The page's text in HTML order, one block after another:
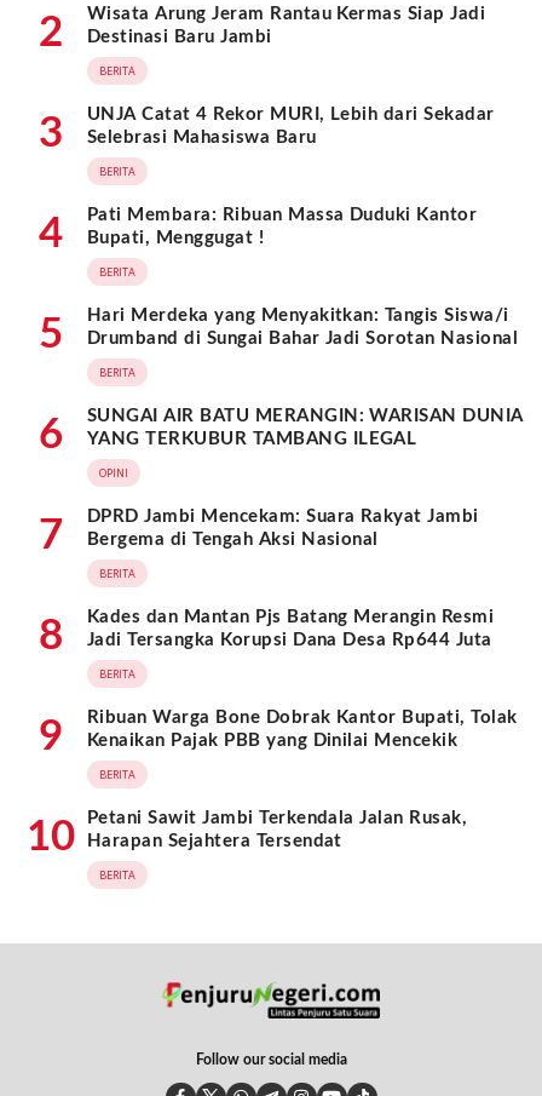
2
Wisata Arung Jeram Rantau Kermas Siap Jadi
Destinasi Baru Jambi
BERITA
3
UNJA Catat 4 Rekor MURI, Lebih dari Sekadar
Selebrasi Mahasiswa Baru
BERITA
4
Pati Membara: Ribuan Massa Duduki Kantor
Bupati, Menggugat !
BERITA
5
Hari Merdeka yang Menyakitkan: Tangis Siswa/i
Drumband di Sungai Bahar Jadi Sorotan Nasional
BERITA
6
SUNGAI AIR BATU MERANGIN: WARISAN DUNIA
YANG TERKUBUR TAMBANG ILEGAL
OPINI
7
DPRD Jambi Mencekam: Suara Rakyat Jambi
Bergema di Tengah Aksi Nasional
BERITA
8
Kades dan Mantan Pjs Batang Merangin Resmi
Jadi Tersangka Korupsi Dana Desa Rp644 Juta
BERITA
9
Ribuan Warga Bone Dobrak Kantor Bupati, Tolak
Kenaikan Pajak PBB yang Dinilai Mencekik
BERITA
10
Petani Sawit Jambi Terkendala Jalan Rusak,
Harapan Sejahtera Tersendat
BERITA
Follow our social media